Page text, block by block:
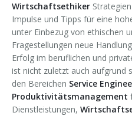
Wirtschaftsethiker
Impulse und Tipps für eine
unter Einbezug von ethischen
Fragestellungen neue
Erfolg im beruflichen und
ist nicht zuletzt auch aufgrund
den Bereichen Service
Produktivitätsmanagement
Dienstleistungen,